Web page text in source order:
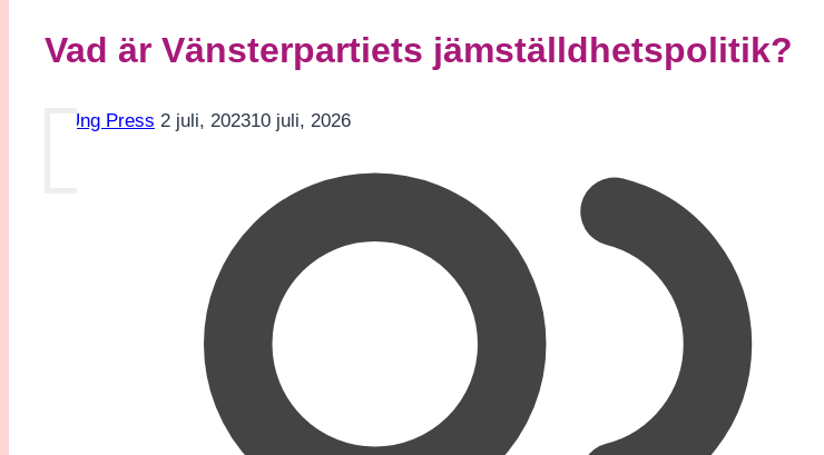
Vad är Vänsterpartiets jämställdhetspolitik?
Ung Press 2 juli, 202310 juli, 2026